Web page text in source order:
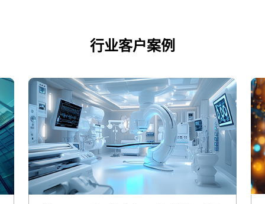
行业客户案例